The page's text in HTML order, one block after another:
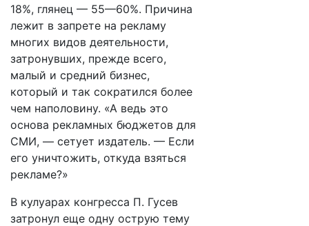
18%, глянец — 55—60%. Причина
лежит в запрете на рекламу
многих видов деятельности,
затронувших, прежде всего,
малый и средний бизнес,
который и так сократился более
чем наполовину. «А ведь это
основа рекламных бюджетов для
СМИ, — сетует издатель. — Если
его уничтожить, откуда взяться
рекламе?»
В кулуарах конгресса П. Гусев
затронул еще одну острую тему